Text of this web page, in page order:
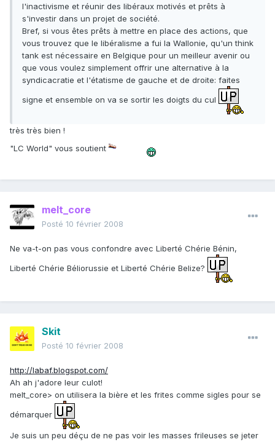
l'inactivisme et réunir des libéraux motivés et prêts à
s'investir dans un projet de société.
Bref, si vous êtes prêts à mettre en place des actions, que
vous trouvez que le libéralisme a fui la Wallonie, qu'un think
tank est nécessaire en Belgique pour un meilleur avenir ou
que vous voulez simplement offrir une alternative à la
syndicacratie et l'étatisme de gauche et de droite: faites
signe et ensemble on va se sortir les doigts du cul
très très bien !
"LC World" vous soutient
melt_core
Posté 10 février 2008
Ne va-t-on pas vous confondre avec Liberté Chérie Bénin,
Liberté Chérie Béliorussie et Liberté Chérie Belize?
Skit
Posté 10 février 2008
http://labaf.blogspot.com/
Ah ah j'adore leur culot!
melt_core> on utilisera la bière et les frites comme sigles pour se
démarquer
Je suis un peu déçu de ne pas voir les masses frileuses se jeter